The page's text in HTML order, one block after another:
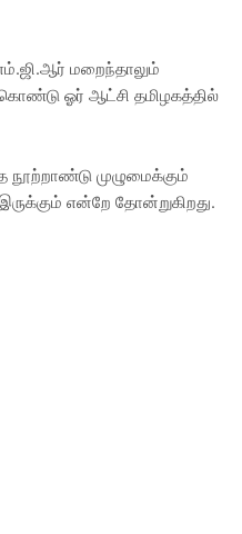
மறைந்தாலும்
ஓர் ஆட்சி தமிழகத்தில்
முழுமைக்கும்
என்றே தோன்றுகிறது.